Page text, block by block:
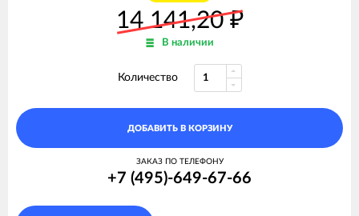
14 141,20₽
В наличии
Количество
ДОБАВИТЬ В КОРЗИНУ
ЗАКАЗ ПО ТЕЛЕФОНУ
+7 (495)-649-67-66